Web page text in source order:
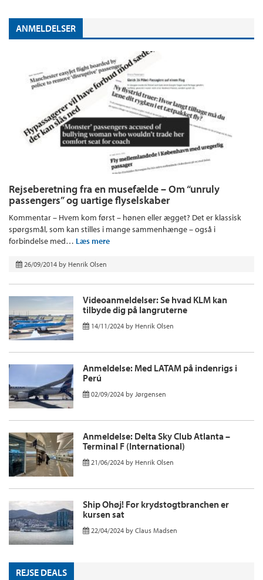
ANMELDELSER
Rejseberetning fra en musefælde – Om “unruly
passengers” og uartige flyselskaber
Kommentar – Hvem kom først – hønen eller ægget? Det er klassisk
spørgsmål, som kan stilles i mange sammenhænge – også i
forbindelse med… Læs mere
26/09/2014 by Henrik Olsen
Videoanmeldelser: Se hvad KLM kan
tilbyde dig på langruterne
14/11/2024 by Henrik Olsen
Anmeldelse: Med LATAM på indenrigs i
Perú
02/09/2024 by Jørgensen
Anmeldelse: Delta Sky Club Atlanta –
Terminal F (International)
21/06/2024 by Henrik Olsen
Ship Ohøj! For krydstogtbranchen er
kursen sat
22/04/2024 by Claus Madsen
REJSE DEALS